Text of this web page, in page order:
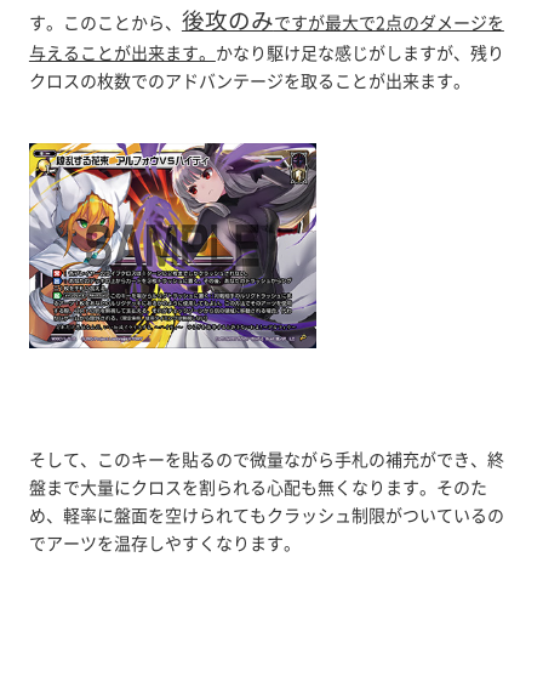
す。このことから、 後攻のみですが最大で2点のダメージを
与えることが出来ます。 かなり駆け足な感じがしますが、残り
クロスの枚数でのアドバンテージを取ることが出来ます。
そして、このキーを貼るので微量ながら手札の補充ができ、終
盤まで大量にクロスを割られる心配も無くなります。そのた
め、軽率に盤面を空けられてもクラッシュ制限がついているの
でアーツを温存しやすくなります。